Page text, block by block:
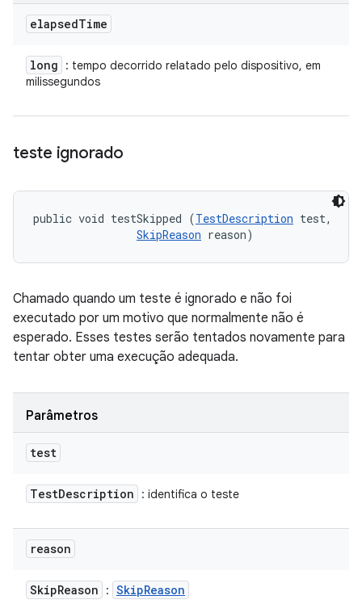
elapsedTime
long
: tempo decorrido relatado pelo dispositivo, em
milissegundos
teste ignorado
public void testSkipped (TestDescription test,
SkipReason reason)
Chamado quando um teste é ignorado e não foi
executado por um motivo que normalmente não é
esperado. Esses testes serão tentados novamente para
tentar obter uma execução adequada.
Parâmetros
test
TestDescription : identifica o teste
reason
SkipReason : SkipReason